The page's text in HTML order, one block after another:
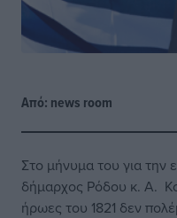
Από: news room
Στο μήνυμα του για την
δήμαρχος Ρόδου κ. Α.
ήρωες του 1821 δεν